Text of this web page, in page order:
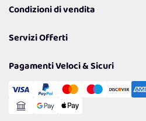
Lavora con noi
Politiche per la parità di genere
Richiamami
Resi
Condizioni di vendita
Spedizioni
Cookie Policy
Gestisci Cookie
Servizi Offerti
Reso Facile e Veloce
Pagamenti Veloci & Sicuri